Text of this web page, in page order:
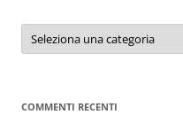
Categorie
autori
COMMENTI RECENTI